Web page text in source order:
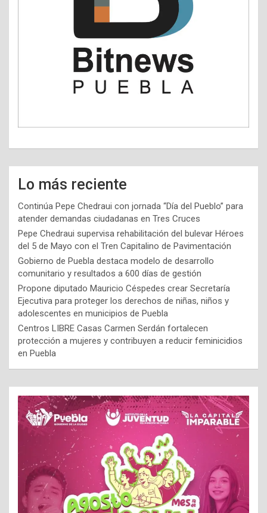
Lo más reciente
Continúa Pepe Chedraui con jornada “Día del Pueblo” para
atender demandas ciudadanas en Tres Cruces
Pepe Chedraui supervisa rehabilitación del bulevar Héroes
del 5 de Mayo con el Tren Capitalino de Pavimentación
Gobierno de Puebla destaca modelo de desarrollo
comunitario y resultados a 600 días de gestión
Propone diputado Mauricio Céspedes crear Secretaría
Ejecutiva para proteger los derechos de niñas, niños y
adolescentes en municipios de Puebla
Centros LIBRE Casas Carmen Serdán fortalecen
protección a mujeres y contribuyen a reducir feminicidios
en Puebla